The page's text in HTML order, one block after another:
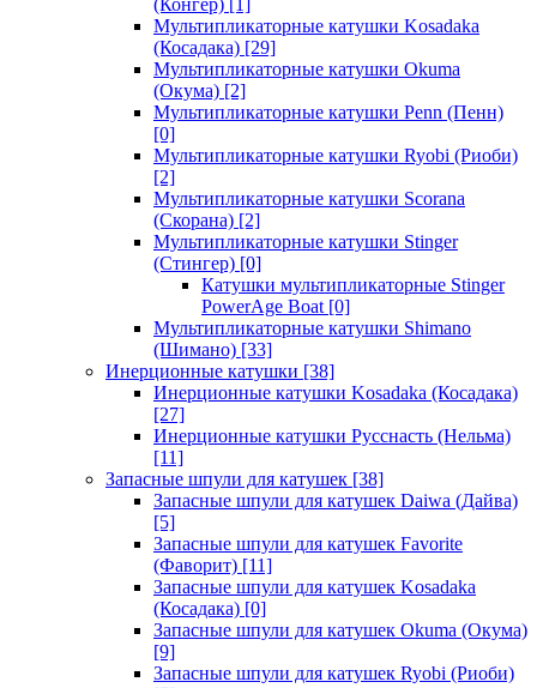
(Конгер) [1]
Мультипликаторные катушки Kosadaka
(Косадака) [29]
Мультипликаторные катушки Okuma
(Окума) [2]
Мультипликаторные катушки Penn (Пенн)
[0]
Мультипликаторные катушки Ryobi (Риоби)
[2]
Мультипликаторные катушки Scorana
(Скорана) [2]
Мультипликаторные катушки Stinger
(Стингер) [0]
Катушки мультипликаторные Stinger
PowerAge Boat [0]
Мультипликаторные катушки Shimano
(Шимано) [33]
Инерционные катушки [38]
Инерционные катушки Kosadaka (Косадака)
[27]
Инерционные катушки Русснасть (Нельма)
[11]
Запасные шпули для катушек [38]
Запасные шпули для катушек Daiwa (Дайва)
[5]
Запасные шпули для катушек Favorite
(Фаворит) [11]
Запасные шпули для катушек Kosadaka
(Косадака) [0]
Запасные шпули для катушек Okuma (Окума)
[9]
Запасные шпули для катушек Ryobi (Риоби)